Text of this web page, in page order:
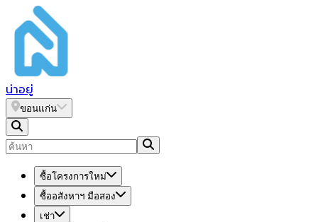
น่าอยู่
ขอนแก่น
ซื้อโครงการใหม่
ซื้ออสังหาฯ มือสอง
เช่า